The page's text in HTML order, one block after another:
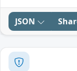
JSON